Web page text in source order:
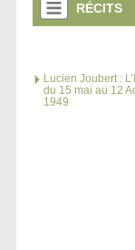
RÉCITS
Lucien Joubert :
du 15 mai au 12
1949